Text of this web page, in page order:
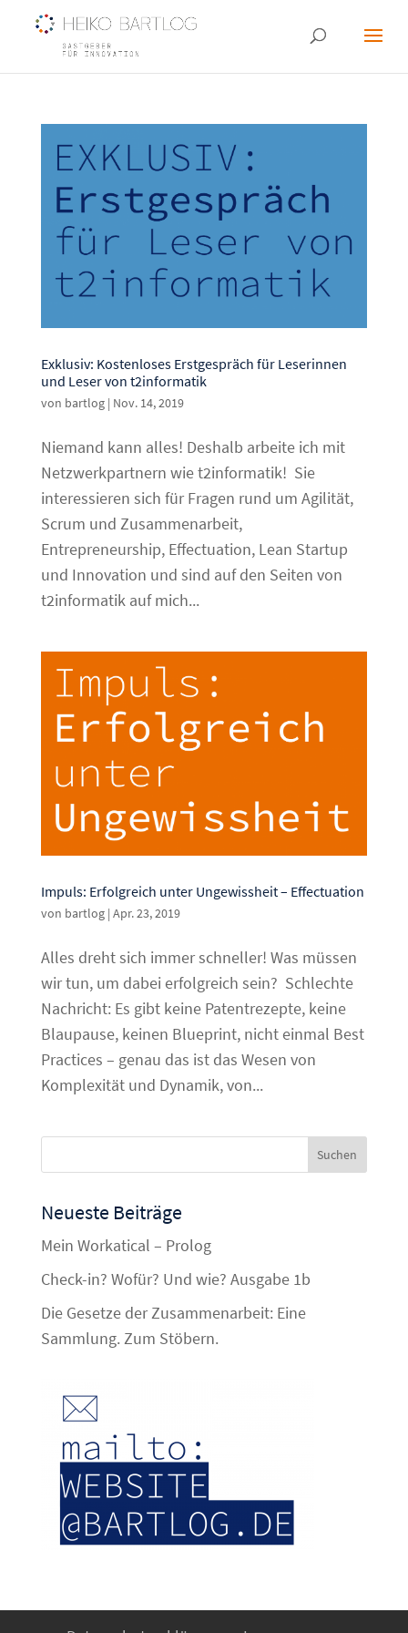
Exklusiv: Kostenloses Erstgespräch für Leserinnen
und Leser von t2informatik
von bartlog| Nov. 14, 2019
Niemand kann alles! Deshalb arbeite ich mit
Netzwerkpartnern wie t2informatik! Sie
interessieren sich für Fragen rund um Agilität,
Scrum und Zusammenarbeit,
Entrepreneurship, Effectuation, Lean Startup
und Innovation und sind auf den Seiten von
t2informatik auf mich...
Impuls: Erfolgreich unter Ungewissheit – Effectuation
von bartlog| Apr. 23, 2019
Alles dreht sich immer schneller! Was müssen
wir tun, um dabei erfolgreich sein? Schlechte
Nachricht: Es gibt keine Patentrezepte, keine
Blaupause, keinen Blueprint, nicht einmal Best
Practices – genau das ist das Wesen von
Komplexität und Dynamik, von...
Neueste Beiträge
Mein Workatical – Prolog
Check-in? Wofür? Und wie? Ausgabe 1b
Die Gesetze der Zusammenarbeit: Eine
Sammlung. Zum Stöbern.